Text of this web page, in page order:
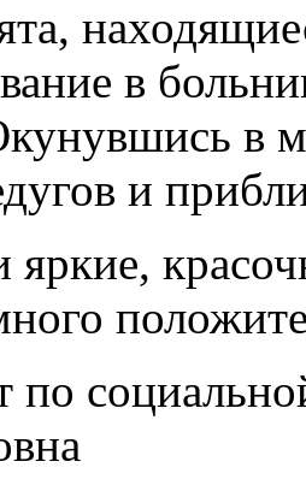
в
в
и
яркие,
по